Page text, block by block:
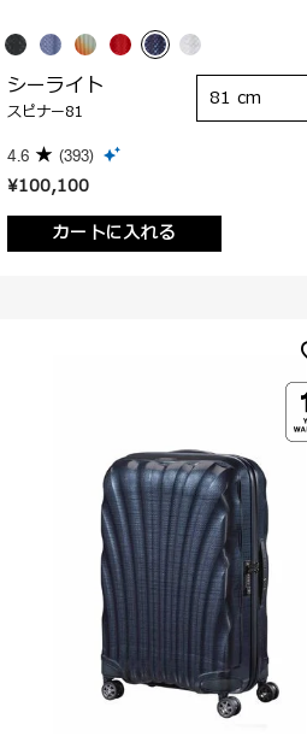
¥100,100
カートに入れる
シーライト
スピナー81
4.6 (393)
81 cm